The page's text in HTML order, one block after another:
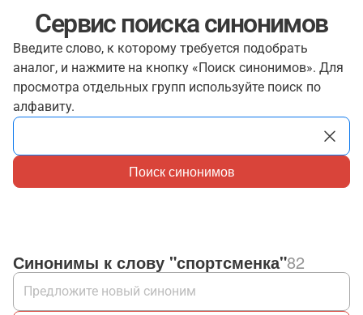
Сервис поиска синонимов
Введите слово, к которому требуется подобрать
аналог, и нажмите на кнопку «Поиск синонимов». Для
просмотра отдельных групп используйте поиск по
алфавиту.
Поиск синонимов
Синонимы к слову "спортсменка"82